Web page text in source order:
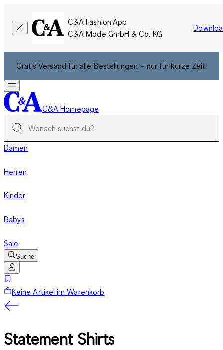
C&A Fashion App
C&A Mode GmbH & Co. KG
Gratis Versand für alle Bestellungen – nur für kurze Zeit.
C&A Homepage
Damen
Herren
Kinder
Babys
Sale
Suche
Keine Artikel im Warenkorb
Statement Shirts